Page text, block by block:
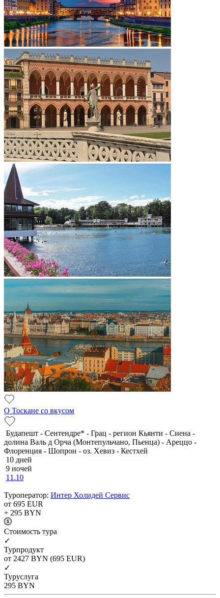
О Тоскане со вкусом
Будапешт - Сентендре* - Грац - регион Кьянти - Сиена -
долина Валь д Орча (Монтепульчано, Пьенца) - Ареццо -
Флоренция - Шопрон - оз. Хевиз - Кестхей
10 дней
9 ночей
11.10
Туроператор: Интер Холидей Сервис
от 695 EUR
+ 295 BYN
Cтоимость тура
✓
Турпродукт
от 2427 BYN (695 EUR)
✓
Туруслуга
295 BYN